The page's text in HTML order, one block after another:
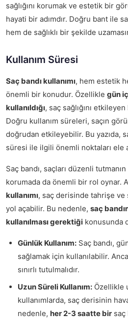
sağlığını korumak ve estetik bir
hayati bir adımdır. Doğru bant ile
hem de sağlıklı bir şekilde
Kullanım Süresi
Saç bandı kullanımı, hem estetik
önemli bir konudur. Özellikle gün
kullanıldığı, saç sağlığını
Doğru kullanım süreleri, saçın
doğrudan etkileyebilir. Bu yazıda,
süresi ile ilgili önemli noktaları ele
Saç bandı, saçları düzenli tutmanın
korumada da önemli bir rol oynar.
kullanımı, saç derisinde tahrişe ve
yol açabilir. Bu nedenle, saç
kullanılması gerektiği konusunda
Günlük Kullanım: Saç bandı,
sağlamak için kullanılabilir.
sınırlı tutulmalıdır.
Uzun Süreli Kullanım: Özellikle
kullanımlarda, saç derisinin
nedenle, her 2-3 saatte bir saç